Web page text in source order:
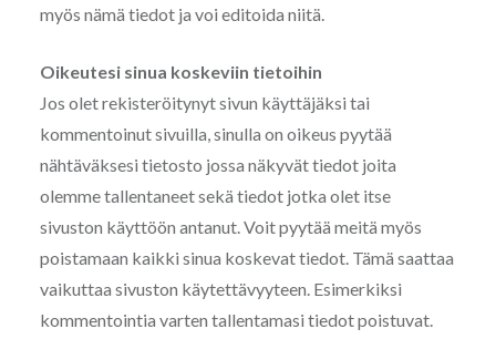
myös nämä tiedot ja voi editoida niitä.
Oikeutesi sinua koskeviin tietoihin
Jos olet rekisteröitynyt sivun käyttäjäksi tai
kommentoinut sivuilla, sinulla on oikeus pyytää
nähtäväksesi tietosto jossa näkyvät tiedot joita
olemme tallentaneet sekä tiedot jotka olet itse
sivuston käyttöön antanut. Voit pyytää meitä myös
poistamaan kaikki sinua koskevat tiedot. Tämä saattaa
vaikuttaa sivuston käytettävyyteen. Esimerkiksi
kommentointia varten tallentamasi tiedot poistuvat.